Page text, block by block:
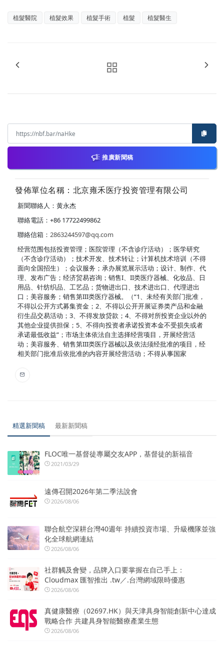
植髮醫院 植髮效果 植髮手術 植髮 植髮醫生
推廣新聞稿
發佈單位名稱：北京雍禾医疗投资管理有限公司
新聞聯絡人：黄永杰
聯絡電話：+86 17722499862
聯絡信箱： 2863244597@qq.com
经营范围包括投资管理；医院管理（不含诊疗活动）；医学研究
（不含诊疗活动）；技术开发、技术转让；计算机技术培训（不得
面向全国招生）；会议服务；承办展览展示活动；设计、制作、代
理、发布广告；经济贸易咨询；销售I、II类医疗器械、化妆品、日
用品、针纺织品、工艺品；货物进出口、技术进出口、代理进出
口；美容服务；销售第III类医疗器械。（“1、未经有关部门批准，
不得以公开方式募集资金；2、不得以公开开展证券类产品和金融
衍生品交易活动；3、不得发放贷款；4、不得对所投资企业以外的
其他企业提供担保；5、不得向投资者承诺投资本金不受损失或者
承诺最低收益”；市场主体依法自主选择经营项目，开展经营活
动；美容服务、销售第III类医疗器械以及依法须经批准的项目，经
相关部门批准后依批准的内容开展经营活动；不得从事国家
精選新聞稿 最新新聞稿
FLOC唯一基督徒專屬交友APP，基督徒的新福音
2021/03/29
遠傳召開2026年第二季法說會
2026/08/06
聯合航空深耕台灣40週年 持續投資市場、升級機隊並強
化全球航網連結
2026/08/06
社群觸及會變，品牌入口要掌握在自己手上：
Cloudmax 匯智推出 .tw／.台灣網域限時優惠
2026/08/06
真健康醫療（02697.HK）與天津具身智能創新中心達成
戰略合作 共建具身智能醫療產業生態
2026/08/06